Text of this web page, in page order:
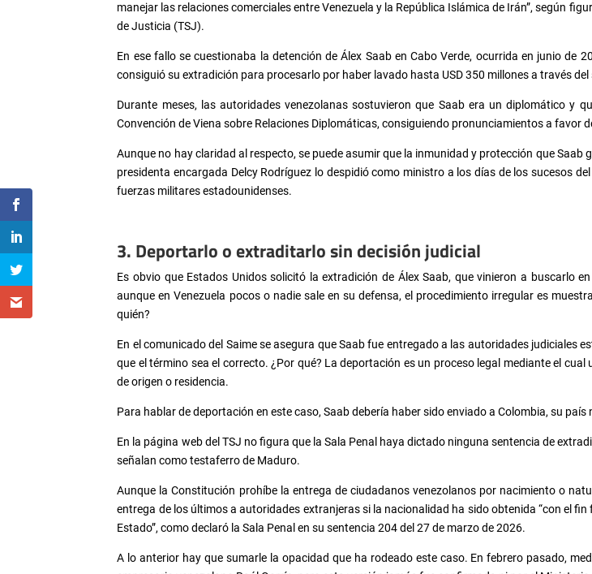
manejar las relaciones comerciales entre Venezuela y la República Islámica de Irán”, según
de Justicia (TSJ).
En ese fallo se cuestionaba la detención de Álex Saab en Cabo Verde, ocurrida en junio de
consiguió su extradición para procesarlo por haber lavado hasta USD 350 millones a través
Durante meses, las autoridades venezolanas sostuvieron que Saab era un diplomático y
Convención de Viena sobre Relaciones Diplomáticas, consiguiendo pronunciamientos a favor
Aunque no hay claridad al respecto, se puede asumir que la inmunidad y protección que
presidenta encargada Delcy Rodríguez lo despidió como ministro a los días de los sucesos
fuerzas militares estadounidenses.
3. Deportarlo o extraditarlo sin decisión judicial
Es obvio que Estados Unidos solicitó la extradición de Álex Saab, que vinieron a buscarlo
aunque en Venezuela pocos o nadie sale en su defensa, el procedimiento irregular es
quién?
En el comunicado del Saime se asegura que Saab fue entregado a las autoridades
que el término sea el correcto. ¿Por qué? La deportación es un proceso legal mediante el
de origen o residencia.
Para hablar de deportación en este caso, Saab debería haber sido enviado a Colombia, su
En la página web del TSJ no figura que la Sala Penal haya dictado ninguna sentencia de
señalan como testaferro de Maduro.
Aunque la Constitución prohíbe la entrega de ciudadanos venezolanos por nacimiento o
entrega de los últimos a autoridades extranjeras si la nacionalidad ha sido obtenida “con el
Estado”, como declaró la Sala Penal en su sentencia 204 del 27 de marzo de 2026.
A lo anterior hay que sumarle la opacidad que ha rodeado este caso. En febrero pasado,